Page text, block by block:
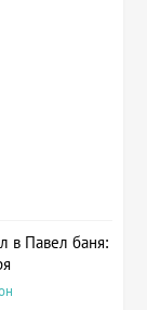
в Павел баня: